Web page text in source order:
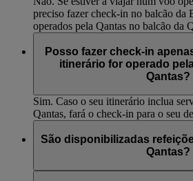
preciso fazer check-in no balcão da
operados pela Qantas no balcão da
Posso fazer check-in
itinerário for operado
Qantas?
Sim. Caso o seu itinerário inclua
Qantas, fará o check-in para o seu
São disponibilizadas
Qantas?